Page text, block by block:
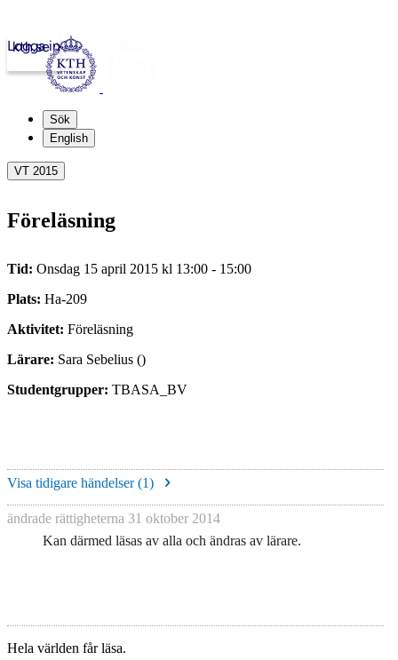
kth.se
Logga in
Sök
English
VT 2015
Föreläsning
Tid: Onsdag 15 april 2015 kl 13:00 - 15:00
Plats: Ha-209
Aktivitet: Föreläsning
Lärare: Sara Sebelius ()
Studentgrupper: TBASA_BV
Visa tidigare händelser (1)
ändrade rättigheterna 31 oktober 2014
Kan därmed läsas av alla och ändras av lärare.
Hela världen får läsa.